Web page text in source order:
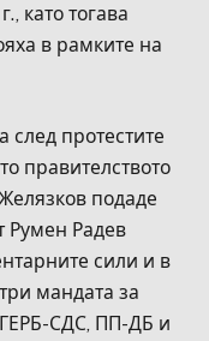
като тогава
в рамките на
след протестите
правителството
подаде
Румен Радев
сили и в
мандата за
ГЕРБ-СДС, ПП-ДБ и